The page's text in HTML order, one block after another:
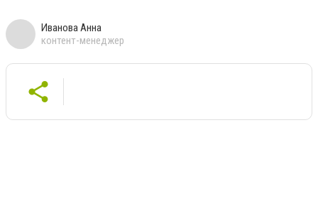
Иванова Анна
контент-менеджер